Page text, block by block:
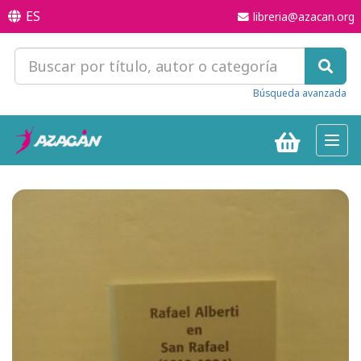
ES libreria@azacan.org
Búsqueda avanzada